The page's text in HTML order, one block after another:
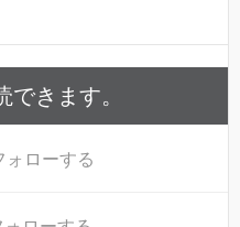
できます。
ォローする